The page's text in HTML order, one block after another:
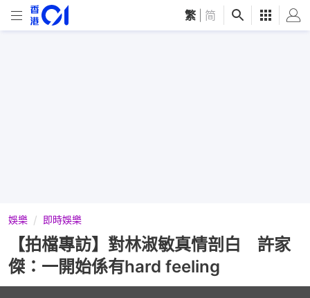
繁 简
娛樂 即時娛樂
【拍檔專訪】對林淑敏真情剖白 許家
傑：一開始係有hard feeling